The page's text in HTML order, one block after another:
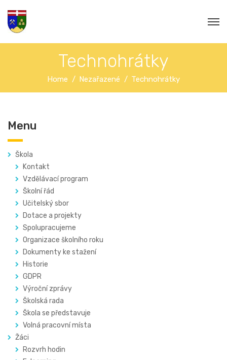
Technohrátky
Home Nezařazené Technohrátky
Menu
Škola
Kontakt
Vzdělávací program
Školní řád
Učitelský sbor
Dotace a projekty
Spolupracujeme
Organizace školního roku
Dokumenty ke stažení
Historie
GDPR
Výroční zprávy
Školská rada
Škola se představuje
Volná pracovní místa
Žáci
Rozvrh hodin